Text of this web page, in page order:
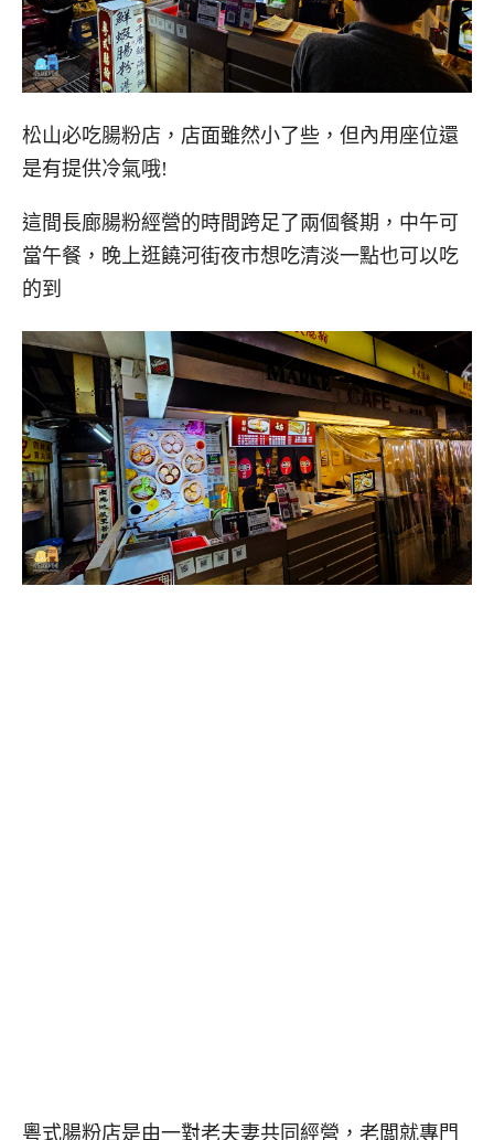
松山必吃腸粉店，店面雖然小了些，但內用座位還
是有提供冷氣哦!
這間長廊腸粉經營的時間跨足了兩個餐期，中午可
當午餐，晚上逛饒河街夜市想吃清淡一點也可以吃
的到
粵式腸粉店是由一對老夫妻共同經營，老闆就專門